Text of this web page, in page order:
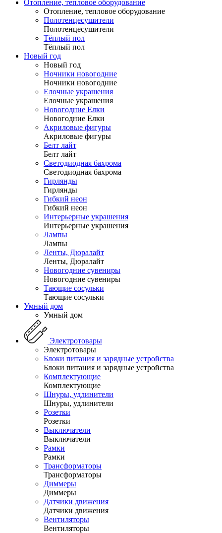
Отопление, тепловое оборудование
Отопление, тепловое оборудование
Полотенцесушители
Полотенцесушители
Тёплый пол
Тёплый пол
Новый год
Новый год
Ночники новогодние
Ночники новогодние
Елочные украшения
Елочные украшения
Новогодние Елки
Новогодние Елки
Акриловые фигуры
Акриловые фигуры
Белт лайт
Белт лайт
Светодиодная бахрома
Светодиодная бахрома
Гирлянды
Гирлянды
Гибкий неон
Гибкий неон
Интерьерные украшения
Интерьерные украшения
Лампы
Лампы
Ленты, Дюралайт
Ленты, Дюралайт
Новогодние сувениры
Новогодние сувениры
Тающие сосульки
Тающие сосульки
Умный дом
Умный дом
Электротовары
Электротовары
Блоки питания и зарядные устройства
Блоки питания и зарядные устройства
Комплектующие
Комплектующие
Шнуры, удлинители
Шнуры, удлинители
Розетки
Розетки
Выключатели
Выключатели
Рамки
Рамки
Трансформаторы
Трансформаторы
Диммеры
Диммеры
Датчики движения
Датчики движения
Вентиляторы
Вентиляторы